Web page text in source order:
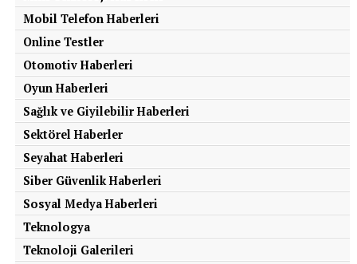
Mobil Telefon Haberleri
Online Testler
Otomotiv Haberleri
Oyun Haberleri
Sağlık ve Giyilebilir Haberleri
Sektörel Haberler
Seyahat Haberleri
Siber Güvenlik Haberleri
Sosyal Medya Haberleri
Teknologya
Teknoloji Galerileri